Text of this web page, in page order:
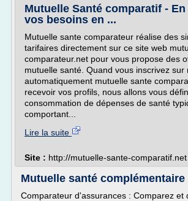
Mutuelle Santé comparatif -
vos besoins en ...
Mutuelle sante comparateur réalise des
tarifaires directement sur ce site web
comparateur.net pour vous propose des
mutuelle santé. Quand vous inscrivez sur
automatiquement mutuelle sante
recevoir vos profils, nous allons vous
consommation de dépenses de santé
comportant...
Lire la suite
Site : http://mutuelle-sante-comparatif.net
Mutuelle santé complémentaire
Comparateur d'assurances : Comparez et